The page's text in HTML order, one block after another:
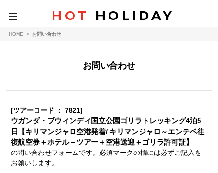
toggle
navigation
HOT HOLIDAY
HOME > お問い合わせ
お問い合わせ
[ツアーコード ： 7821]
ウガンダ・ブウィンディ国立公園ゴリラトレッキング4泊5
日【キリマンジャロ空港発着/ キリマンジャロ～エンテベ往
復航空券＋ホテル＋ツアー＋空港送迎＋ゴリラ許可証】
の問い合わせフォームです。必須マークの欄には必ずご記入を
お願いします。